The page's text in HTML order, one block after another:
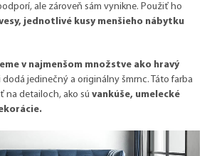
ale zároveň sám vynikne. Použiť ho
jednotlivé kusy menšieho nábytku
v najmenšom množstve ako hravý
jedinečný a originálny šmrnc. Táto farba
na detailoch, ako sú vankúše, umelecké